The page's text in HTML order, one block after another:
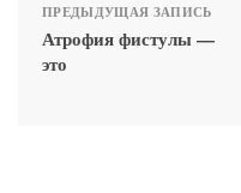
ПРЕДЫДУЩАЯ ЗАПИСЬ
Атрофия фистулы —
это